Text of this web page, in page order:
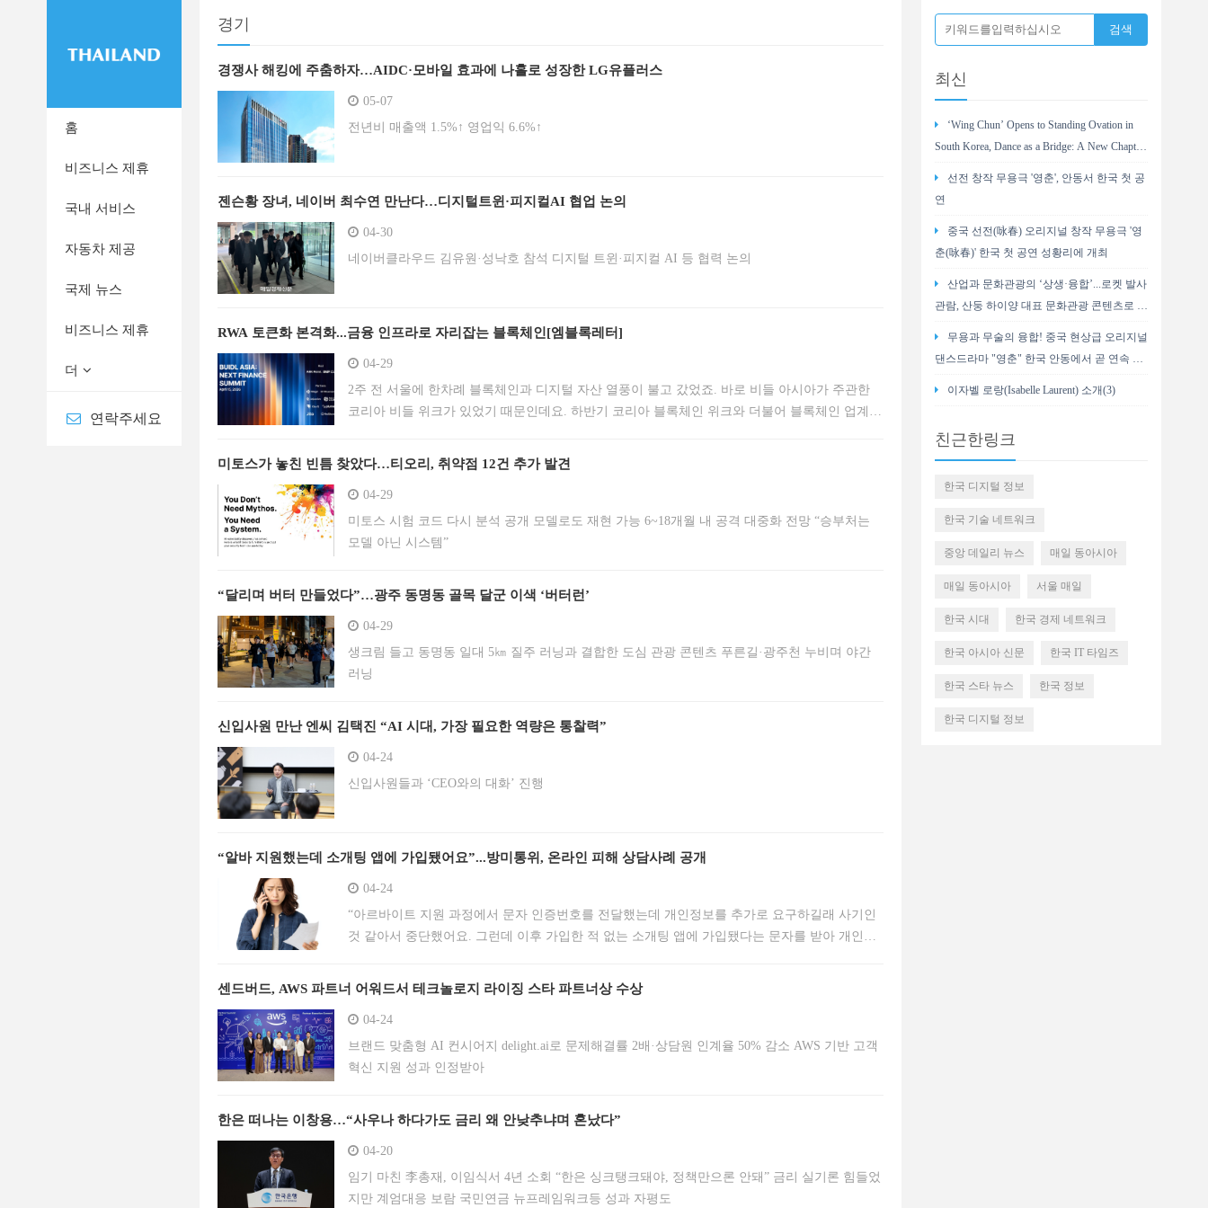
홈
비즈니스 제휴
국내 서비스
자동차 제공
국제 뉴스
비즈니스 제휴
더
연락주세요
경기
경쟁사 해킹에 주춤하자…AIDC·모바일 효과에 나홀로 성장한 LG유플러스
05-07
전년비 매출액 1.5%↑ 영업익 6.6%↑
젠슨황 장녀, 네이버 최수연 만난다…디지털트윈·피지컬AI 협업 논의
04-30
네이버클라우드 김유원·성낙호 참석 디지털 트윈·피지컬 AI 등 협력 논의
RWA 토큰화 본격화...금융 인프라로 자리잡는 블록체인[엠블록레터]
04-29
2주 전 서울에 한차례 블록체인과 디지털 자산 열풍이 불고 갔었죠. 바로 비들 아시아가 주관한
코리아 비들 위크가 있었기 때문인데요. 하반기 코리아 블록체인 위크와 더불어 블록체인 업계의
과의 융합, 그리고 이를 이끄는 실물자산토큰화(RWA)가 주축을 이뤘습니다. 이
미토스가 놓친 빈틈 찾았다…티오리, 취약점 12건 추가 발견
04-29
미토스 시험 코드 다시 분석 공개 모델로도 재현 가능 6~18개월 내 공격 대중화 전망 “승부처는
모델 아닌 시스템”
“달리며 버터 만들었다”…광주 동명동 골목 달군 이색 ‘버터런’
04-29
생크림 들고 동명동 일대 5㎞ 질주 러닝과 결합한 도심 관광 콘텐츠 푸른길·광주천 누비며 야간
러닝
신입사원 만난 엔씨 김택진 “AI 시대, 가장 필요한 역량은 통찰력”
04-24
신입사원들과 ‘CEO와의 대화’ 진행
“알바 지원했는데 소개팅 앱에 가입됐어요”...방미통위, 온라인 피해 상담사례 공개
04-24
“아르바이트 지원 과정에서 문자 인증번호를 전달했는데 개인정보를 추가로 요구하길래 사기인
것 같아서 중단했어요. 그런데 이후 가입한 적 없는 소개팅 앱에 가입됐다는 문자를 받아 개인정
해요.” 지난해 중고거래 앱을 통한 구인·구직 과정에서 개인정보가 탈취돼 특정 앱에
센드버드, AWS 파트너 어워드서 테크놀로지 라이징 스타 파트너상 수상
04-24
브랜드 맞춤형 AI 컨시어지 delight.ai로 문제해결률 2배·상담원 인계율 50% 감소 AWS 기반 고객
혁신 지원 성과 인정받아
한은 떠나는 이창용…“사우나 하다가도 금리 왜 안낮추냐며 혼났다”
04-20
임기 마친 李총재, 이임식서 4년 소회 “한은 싱크탱크돼야, 정책만으론 안돼” 금리 실기론 힘들었
지만 계엄대응 보람 국민연금 뉴프레임워크등 성과 자평도
최신
‘Wing Chun’ Opens to Standing Ovation in
South Korea, Dance as a Bridge: A New Chapter
선전 창작 무용극 '영춘', 안동서 한국 첫 공
연
중국 선전(咏春) 오리지널 창작 무용극 '영
춘(咏春)' 한국 첫 공연 성황리에 개최
산업과 문화관광의 ‘상생·융합’...로켓 발사
관람, 산둥 하이양 대표 문화관광 콘텐츠로 부
무용과 무술의 융합! 중국 현상급 오리지널
댄스드라마 "영춘" 한국 안동에서 곧 연속 2
이자벨 로랑(Isabelle Laurent) 소개(3)
친근한링크
한국 디지털 정보
한국 기술 네트워크
중앙 데일리 뉴스 매일 동아시아
매일 동아시아 서울 매일
한국 시대 한국 경제 네트워크
한국 아시아 신문 한국 IT 타임즈
한국 스타 뉴스 한국 정보
한국 디지털 정보